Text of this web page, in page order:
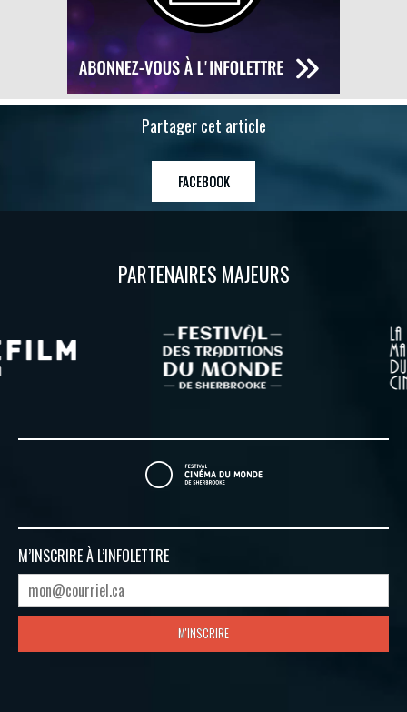
Partager cet article
FACEBOOK
PARTENAIRES MAJEURS
M’INSCRIRE À L’INFOLETTRE
M'INSCRIRE